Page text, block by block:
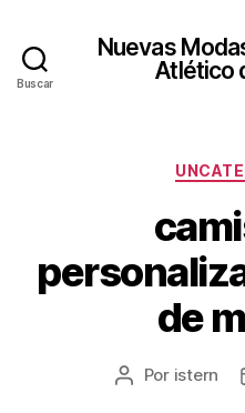
Buscar
Nuevas
Atlético
de
Autor
Por istern